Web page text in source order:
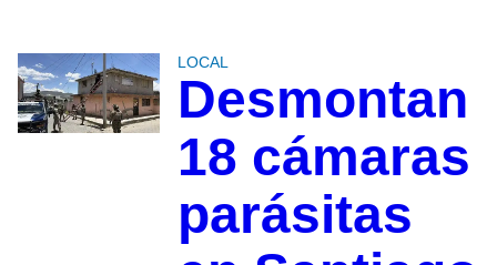
LOCAL
Desmontan
18 cámaras
parásitas